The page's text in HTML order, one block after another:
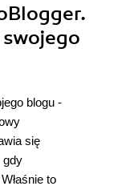
blogu -
się
gdy
to